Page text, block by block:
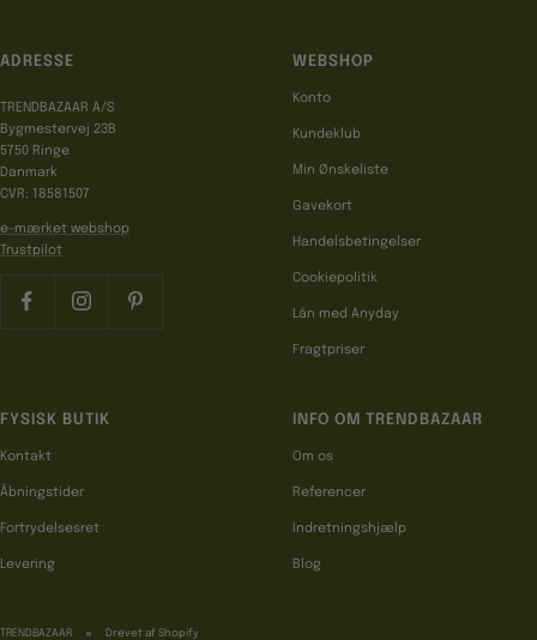
ADRESSE
TRENDBAZAAR A/S
Bygmestervej 23B
5750 Ringe
Danmark
CVR: 18581507
e-mærket webshop
Trustpilot
WEBSHOP
Konto
Kundeklub
Min Ønskeliste
Gavekort
Handelsbetingelser
Cookiepolitik
Lån med Anyday
Fragtpriser
FYSISK BUTIK
Kontakt
Åbningstider
Fortrydelsesret
Levering
INFO OM TRENDBAZAAR
Om os
Referencer
Indretningshjælp
Blog
TRENDBAZAAR Drevet af Shopify